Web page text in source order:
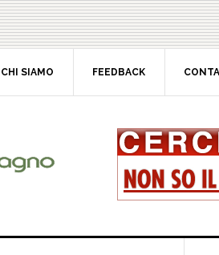
CHI SIAMO FEEDBACK